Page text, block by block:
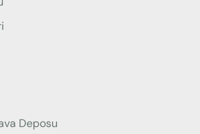
Deposu